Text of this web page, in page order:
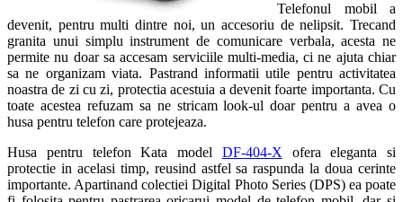
Telefonul mobil a
devenit, pentru multi dintre noi, un accesoriu de nelipsit. Trecand
granita unui simplu instrument de comunicare verbala, acesta ne
permite nu doar sa accesam serviciile multi-media, ci ne ajuta chiar
sa ne organizam viata. Pastrand informatii utile pentru activitatea
noastra de zi cu zi, protectia acestuia a devenit foarte importanta. Cu
toate acestea refuzam sa ne stricam look-ul doar pentru a avea o
husa pentru telefon care protejeaza.
Husa pentru telefon Kata model DF-404-X ofera eleganta si
protectie in acelasi timp, reusind astfel sa raspunda la doua cerinte
importante. Apartinand colectiei Digital Photo Series (DPS) ea poate